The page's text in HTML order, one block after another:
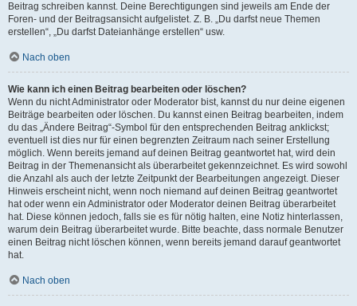
Beitrag schreiben kannst. Deine Berechtigungen sind jeweils am Ende der
Foren- und der Beitragsansicht aufgelistet. Z. B. „Du darfst neue Themen
erstellen“, „Du darfst Dateianhänge erstellen“ usw.
Nach oben
Wie kann ich einen Beitrag bearbeiten oder löschen?
Wenn du nicht Administrator oder Moderator bist, kannst du nur deine eigenen
Beiträge bearbeiten oder löschen. Du kannst einen Beitrag bearbeiten, indem
du das „Ändere Beitrag“-Symbol für den entsprechenden Beitrag anklickst;
eventuell ist dies nur für einen begrenzten Zeitraum nach seiner Erstellung
möglich. Wenn bereits jemand auf deinen Beitrag geantwortet hat, wird dein
Beitrag in der Themenansicht als überarbeitet gekennzeichnet. Es wird sowohl
die Anzahl als auch der letzte Zeitpunkt der Bearbeitungen angezeigt. Dieser
Hinweis erscheint nicht, wenn noch niemand auf deinen Beitrag geantwortet
hat oder wenn ein Administrator oder Moderator deinen Beitrag überarbeitet
hat. Diese können jedoch, falls sie es für nötig halten, eine Notiz hinterlassen,
warum dein Beitrag überarbeitet wurde. Bitte beachte, dass normale Benutzer
einen Beitrag nicht löschen können, wenn bereits jemand darauf geantwortet
hat.
Nach oben